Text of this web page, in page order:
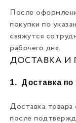
После
покупки по
свяжутся
рабочего дня.
ДОСТАВКА И
1. Доставка по
Доставка товара
после